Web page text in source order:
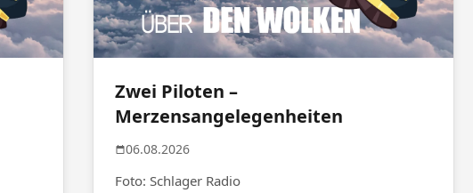
Zwei Piloten –
Merzensangelegenheiten
06.08.2026
Foto: Schlager Radio